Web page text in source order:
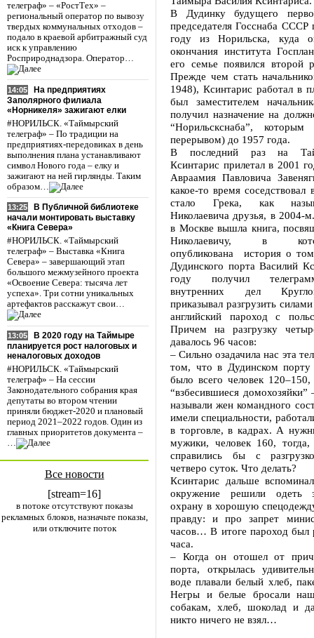
телеграф» – «РостТех» –
региональный оператор по вывозу
твердых коммунальных отходов –
подало в краевой арбитражный суд
иск к управлению
Росприроднадзора. Оператор…
14:05
На предприятиях
Заполярного филиала
«Норникеля» зажигают елки
#НОРИЛЬСК. «Таймырский
телеграф» – По традиции на
предприятиях-передовиках в день
выполнения плана устанавливают
символ Нового года – елку и
зажигают на ней гирлянды. Таким
образом…
13:25
В Публичной библиотеке
начали монтировать выставку
«Книга Севера»
#НОРИЛЬСК. «Таймырский
телеграф» – Выставка «Книга
Севера» – завершающий этап
большого межмузейного проекта
«Освоение Севера: тысяча лет
успеха». Три сотни уникальных
артефактов расскажут свои…
13:05
В 2020 году на Таймыре
планируется рост налоговых и
неналоговых доходов
#НОРИЛЬСК. «Таймырский
телеграф» – На сессии
Законодательного собрания края
депутаты во втором чтении
приняли бюджет-2020 и плановый
период 2021–2022 годов. Один из
главных приоритетов документа –
…
Все новости
[stream=16]
в потоке отсутствуют показы
рекламных блоков, назначьте показы,
или отключите поток
В Дудинку будущего
председателя Госснаба СССР
году из Норильска, куда
окончания института
его семье появился второй
Прежде чем стать
1948), Ксинтарис работал в
был заместителем
получил назначение на
“Норильскснаба”,
перерывом) до 1957 года.
В последний раз на
Ксинтарис прилетал в 2001
Авраамия Павловича
какое-то время
стало Грека, как
Николаевича друзья, в 2004-
в Москве вышла книга,
Николаевичу, в
опубликована история о
Дудинского порта Василий
году получил
внутренних дел
приказывал разгрузить
английский пароход с
Причем на разгрузку
давалось 96 часов:
– Сильно озадачила нас эта
том, что в Дудинском порту
было всего человек
“взбесившиеся
называли жен командного
имели специальности,
в торговле, в кадрах. А
мужики, человек 160,
справились бы с
четверо суток. Что делать?
Ксинтарис дальше
окружение решили одеть
охрану в хорошую
правду: и про запрет
часов… В итоге пароход был
часа.
– Когда он отошел от
порта, открылась
воде плавали белый хлеб,
Негры и белые бросали
собакам, хлеб, шоколад и
никто ничего не взял…